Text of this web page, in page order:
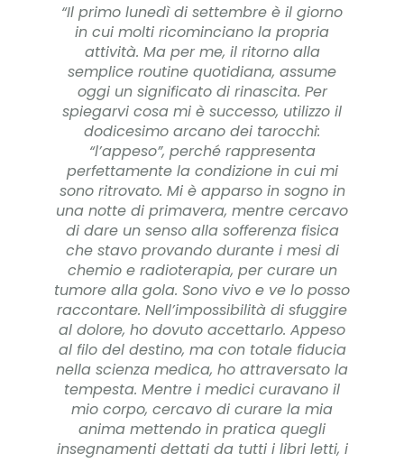
“Il primo lunedì di settembre è il giorno
in cui molti ricominciano la propria
attività. Ma per me, il ritorno alla
semplice routine quotidiana, assume
oggi un significato di rinascita. Per
spiegarvi cosa mi è successo, utilizzo il
dodicesimo arcano dei tarocchi:
“l’appeso”, perché rappresenta
perfettamente la condizione in cui mi
sono ritrovato. Mi è apparso in sogno in
una notte di primavera, mentre cercavo
di dare un senso alla sofferenza fisica
che stavo provando durante i mesi di
chemio e radioterapia, per curare un
tumore alla gola. Sono vivo e ve lo posso
raccontare. Nell’impossibilità di sfuggire
al dolore, ho dovuto accettarlo. Appeso
al filo del destino, ma con totale fiducia
nella scienza medica, ho attraversato la
tempesta. Mentre i medici curavano il
mio corpo, cercavo di curare la mia
anima mettendo in pratica quegli
insegnamenti dettati da tutti i libri letti, i